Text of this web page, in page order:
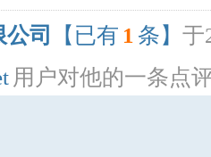
司 【已有 1 条】 于
用户对他的一条点